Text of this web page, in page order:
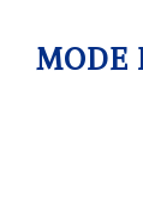
MODE